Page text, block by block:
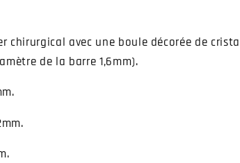
chirurgical avec une boule décorée de
de la barre 1,6mm).